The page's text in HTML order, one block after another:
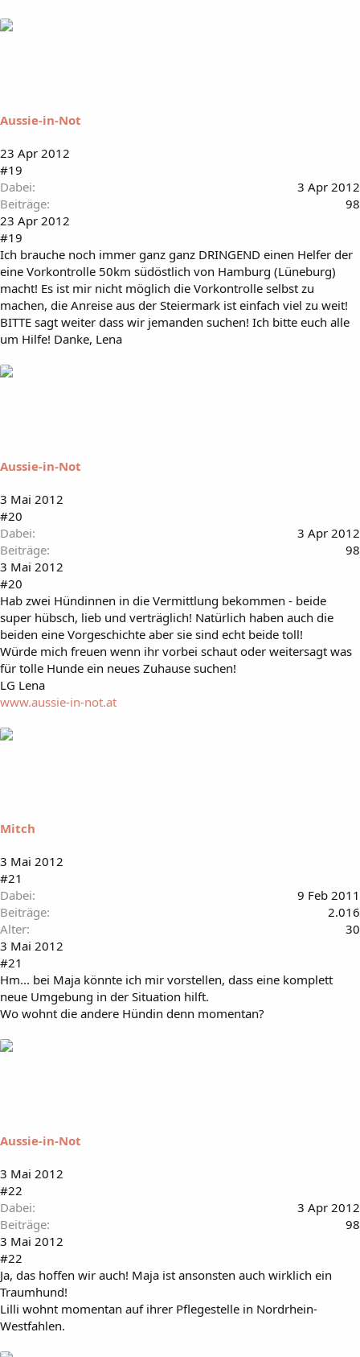
Aussie-in-Not
23 Apr 2012
#19
Dabei
3 Apr 2012
Beiträge
98
23 Apr 2012
#19
Ich brauche noch immer ganz ganz DRINGEND einen Helfer der
eine Vorkontrolle 50km südöstlich von Hamburg (Lüneburg)
macht! Es ist mir nicht möglich die Vorkontrolle selbst zu
machen, die Anreise aus der Steiermark ist einfach viel zu weit!
BITTE sagt weiter dass wir jemanden suchen! Ich bitte euch alle
um Hilfe! Danke, Lena
Aussie-in-Not
3 Mai 2012
#20
Dabei
3 Apr 2012
Beiträge
98
3 Mai 2012
#20
Hab zwei Hündinnen in die Vermittlung bekommen - beide
super hübsch, lieb und verträglich! Natürlich haben auch die
beiden eine Vorgeschichte aber sie sind echt beide toll!
Würde mich freuen wenn ihr vorbei schaut oder weitersagt was
für tolle Hunde ein neues Zuhause suchen!
LG Lena
www.aussie-in-not.at
Mitch
3 Mai 2012
#21
Dabei
9 Feb 2011
Beiträge
2.016
Alter
30
3 Mai 2012
#21
Hm... bei Maja könnte ich mir vorstellen, dass eine komplett
neue Umgebung in der Situation hilft.
Wo wohnt die andere Hündin denn momentan?
Aussie-in-Not
3 Mai 2012
#22
Dabei
3 Apr 2012
Beiträge
98
3 Mai 2012
#22
Ja, das hoffen wir auch! Maja ist ansonsten auch wirklich ein
Traumhund!
Lilli wohnt momentan auf ihrer Pflegestelle in Nordrhein-
Westfahlen.